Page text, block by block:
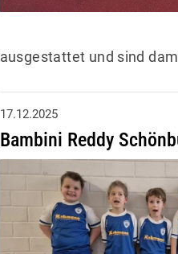
ausgestattet und sind
17.12.2025
Bambini Reddy